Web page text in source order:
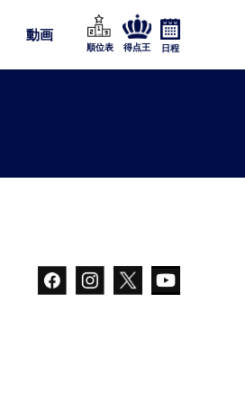
動画
順位表 得点王 日程